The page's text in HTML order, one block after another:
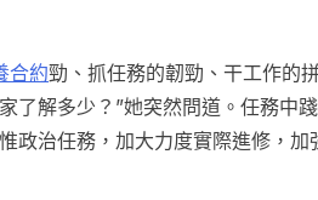
合約勁、抓任務的韌勁、干工作的
了解多少？”她突然問道。任務中
政治任務，加大力度實際進修，